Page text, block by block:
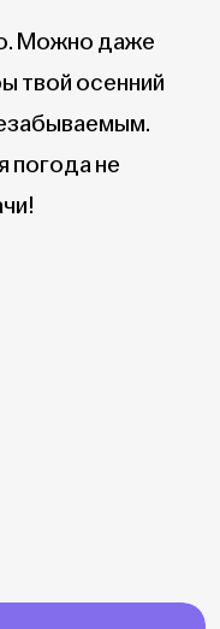
Можно даже
твой осенний
погода не